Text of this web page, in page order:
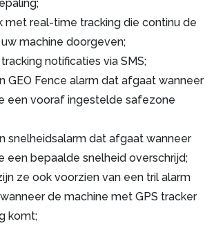
met real-time tracking die continu de
machine doorgeven;
notificaties via SMS;
GEO Fence alarm dat afgaat wanneer
een vooraf ingestelde safezone
snelheidsalarm dat afgaat wanneer
een bepaalde snelheid overschrijd;
ze ook voorzien van een tril alarm
de machine met GPS tracker
komt;